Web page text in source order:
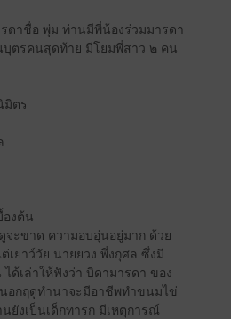
ดาชื่อ พุ่ม ท่านมีพี่น้องร่วมมารดา
บุตรคนสุดท้าย มีโยมพี่สาว ๒ คน
มิตร
องต้น
จะขาด ความอบอุ่นอยู่มาก ด้วย
เยาว์วัย นายยวง พึ่งกุศล ซึ่งมี
ด้เล่าให้ฟังว่า บิดามารดา ของ
อกฤดูทำนาจะมีอาชีพทำขนมไข่
ยังเป็นเด็กทารก มีเหตุการณ์